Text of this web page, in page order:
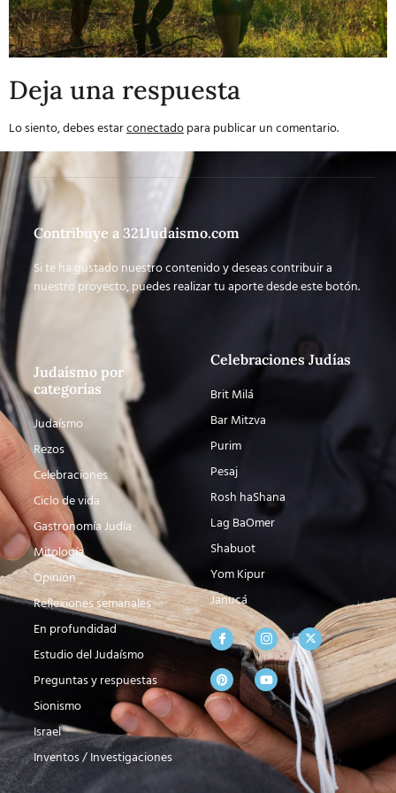
Deja una respuesta
Lo siento, debes estarconectadopara publicar un comentario.
Contribuye a 321Judaismo.com
Si te ha gustado nuestro contenido y deseas contribuir a
nuestro proyecto, puedes realizar tu aporte desde este botón.
Judaísmo por
categorías
Judaísmo
Rezos
Celebraciones
Ciclo de vida
Gastronomía Judía
Mitología
Opinión
Reflexiones semanales
En profundidad
Estudio del Judaísmo
Preguntas y respuestas
Sionismo
Israel
Inventos / Investigaciones
Celebraciones Judías
Brit Milá
Bar Mitzva
Purim
Pesaj
Rosh haShana
Lag BaOmer
Shabuot
Yom Kipur
Janucá